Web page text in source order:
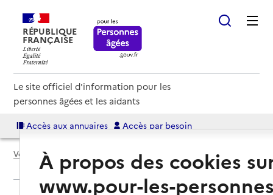
RÉPUBLIQUE
FRANÇAISE
Le site officiel d'information pour les
personnes âgées et les aidants
Accès aux annuaires Accès par besoin
Voir le fil d’Ariane
Retour aux résultats de l'annuaire
À propos des cookies
www.pour-les-